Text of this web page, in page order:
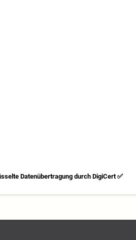
Datenübertragung durch DigiCert ✅